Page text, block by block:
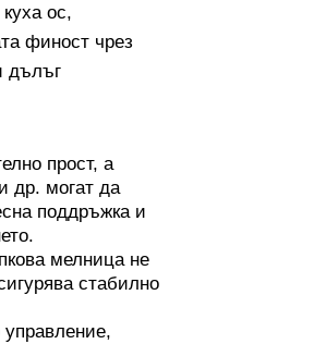
ос,
финост чрез
дълъг
прост, а
др. могат да
поддръжка и
мелница не
стабилно